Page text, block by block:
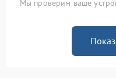
Мы проверим ваше